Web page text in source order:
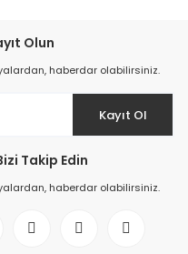
Olun
haberdar olabilirsiniz.
Kayıt Ol
Takip Edin
haberdar olabilirsiniz.